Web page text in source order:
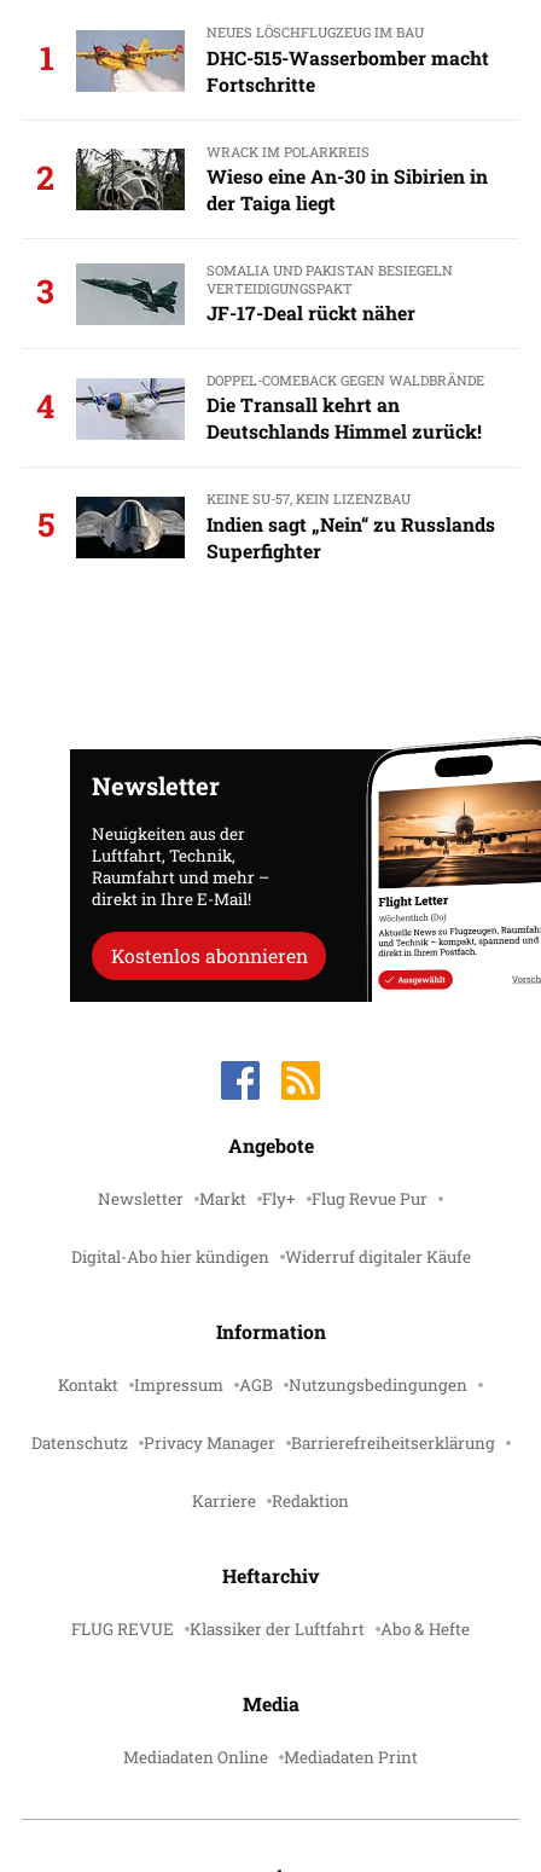
1
NEUES LÖSCHFLUGZEUG IM BAU
DHC-515-Wasserbomber macht
Fortschritte
2
WRACK IM POLARKREIS
Wieso eine An-30 in Sibirien in
der Taiga liegt
3
SOMALIA UND PAKISTAN BESIEGELN
VERTEIDIGUNGSPAKT
JF-17-Deal rückt näher
4
DOPPEL-COMEBACK GEGEN WALDBRÄNDE
Die Transall kehrt an
Deutschlands Himmel zurück!
5
KEINE SU-57, KEIN LIZENZBAU
Indien sagt „Nein“ zu Russlands
Superfighter
Newsletter
Neuigkeiten aus der
Luftfahrt, Technik,
Raumfahrt und mehr –
direkt in Ihre E-Mail!
Kostenlos abonnieren
Angebote
Newsletter Markt Fly+ Flug Revue Pur
Digital-Abo hier kündigen Widerruf digitaler Käufe
Information
Kontakt Impressum AGB Nutzungsbedingungen
Datenschutz Privacy Manager Barrierefreiheitserklärung
Karriere Redaktion
Heftarchiv
FLUG REVUE Klassiker der Luftfahrt Abo & Hefte
Media
Mediadaten Online Mediadaten Print